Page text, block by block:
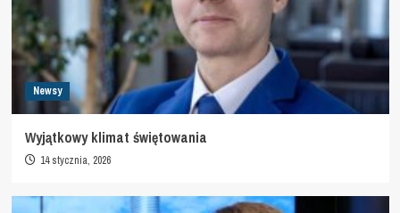
Newsy
Wyjątkowy klimat świętowania
14 stycznia, 2026